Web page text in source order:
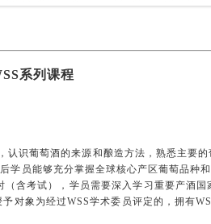
系列课程
识葡萄酒的来源和酿造方法，熟悉主要
学员能够充分掌握全球核心产区葡萄品种
（含考试），学员需要深入学习重要产酒
象为经过WSS学术委员评定的，拥有